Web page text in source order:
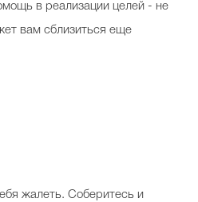
в реализации целей - не
вам сблизиться еще
жалеть. Соберитесь и